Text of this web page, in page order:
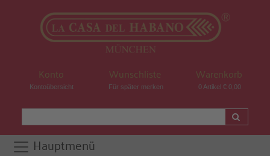
Konto
Kontoübersicht
Wunschliste
Für später merken
Warenkorb
0 Artikel € 0,00
Hauptmenü